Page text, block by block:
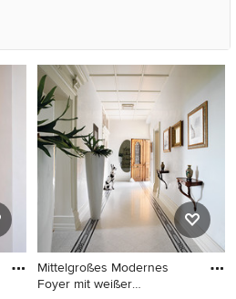
unter anderem von
und Coma Studio. Sehen Sie
Farben und Stilen an
Design entdeckt haben, das Sie
das Foto in einem Ideenbuch
Experten, dessen Design-
Zuhause vorstellen können.
Fotogalerie schöne Eingang-
warum Houzz die beste
um die Renovierung oder das
Wohnung geht.
Mittelgroßes Modernes
Foyer mit weißer